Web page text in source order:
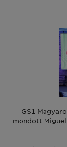
GS1
mondott Miguel